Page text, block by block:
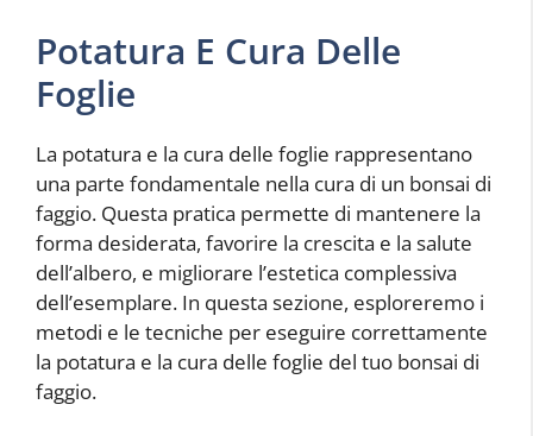
Potatura E Cura Delle
Foglie
La potatura e la cura delle foglie rappresentano
una parte fondamentale nella cura di un bonsai di
faggio. Questa pratica permette di mantenere la
forma desiderata, favorire la crescita e la salute
dell’albero, e migliorare l’estetica complessiva
dell’esemplare. In questa sezione, esploreremo i
metodi e le tecniche per eseguire correttamente
la potatura e la cura delle foglie del tuo bonsai di
faggio.